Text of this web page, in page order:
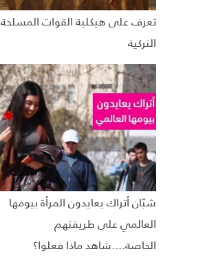
تعرف على هيكلية القوات المسلحة
التركية
شبّان أتراك يعايدون المرأة بيومها
العالمي على طريقتهم
الخاصة....شاهد ماذا فعلوا؟